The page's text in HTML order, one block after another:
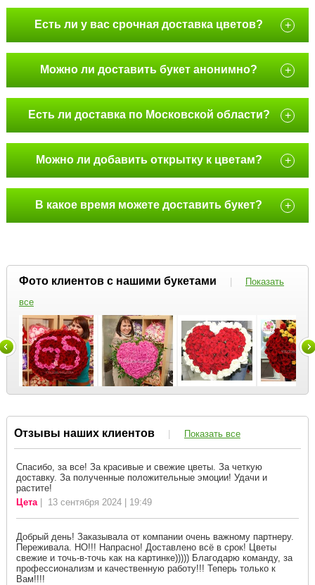
Есть ли у вас срочная доставка цветов? +
Можно ли доставить букет анонимно? +
Есть ли доставка по Московской области? +
Можно ли добавить открытку к цветам? +
В какое время можете доставить букет? +
Фото клиентов с нашими букетами |
Показать
все
Отзывы наших клиентов | Показать все
Спасибо, за все! За красивые и свежие цветы. За четкую
доставку. За полученные положительные эмоции! Удачи и
растите!
Цета| 13 сентября 2024 | 19:49
Добрый день! Заказывала от компании очень важному партнеру.
Переживала. НО!!! Напрасно! Доставлено всё в срок! Цветы
свежие и точь-в-точь как на картинке))))) Благодарю команду, за
профессионализм и качественную работу!!! Теперь только к
Вам!!!!